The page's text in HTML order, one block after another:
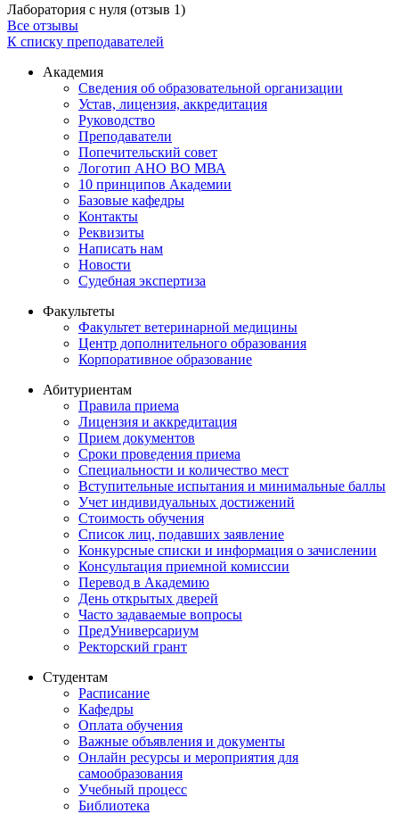
Лаборатория с нуля (отзыв 1)
Все отзывы
К списку преподавателей
Академия
Сведения об образовательной организации
Устав, лицензия, аккредитация
Руководство
Преподаватели
Попечительский совет
Логотип АНО ВО МВА
10 принципов Академии
Базовые кафедры
Контакты
Реквизиты
Написать нам
Новости
Судебная экспертиза
Факультеты
Факультет ветеринарной медицины
Центр дополнительного образования
Корпоративное образование
Абитуриентам
Правила приема
Лицензия и аккредитация
Прием документов
Сроки проведения приема
Специальности и количество мест
Вступительные испытания и минимальные баллы
Учет индивидуальных достижений
Стоимость обучения
Список лиц, подавших заявление
Конкурсные списки и информация о зачислении
Консультация приемной комиссии
Перевод в Академию
День открытых дверей
Часто задаваемые вопросы
ПредУниверсариум
Ректорский грант
Студентам
Расписание
Кафедры
Оплата обучения
Важные объявления и документы
Онлайн ресурсы и мероприятия для
самообразования
Учебный процесс
Библиотека